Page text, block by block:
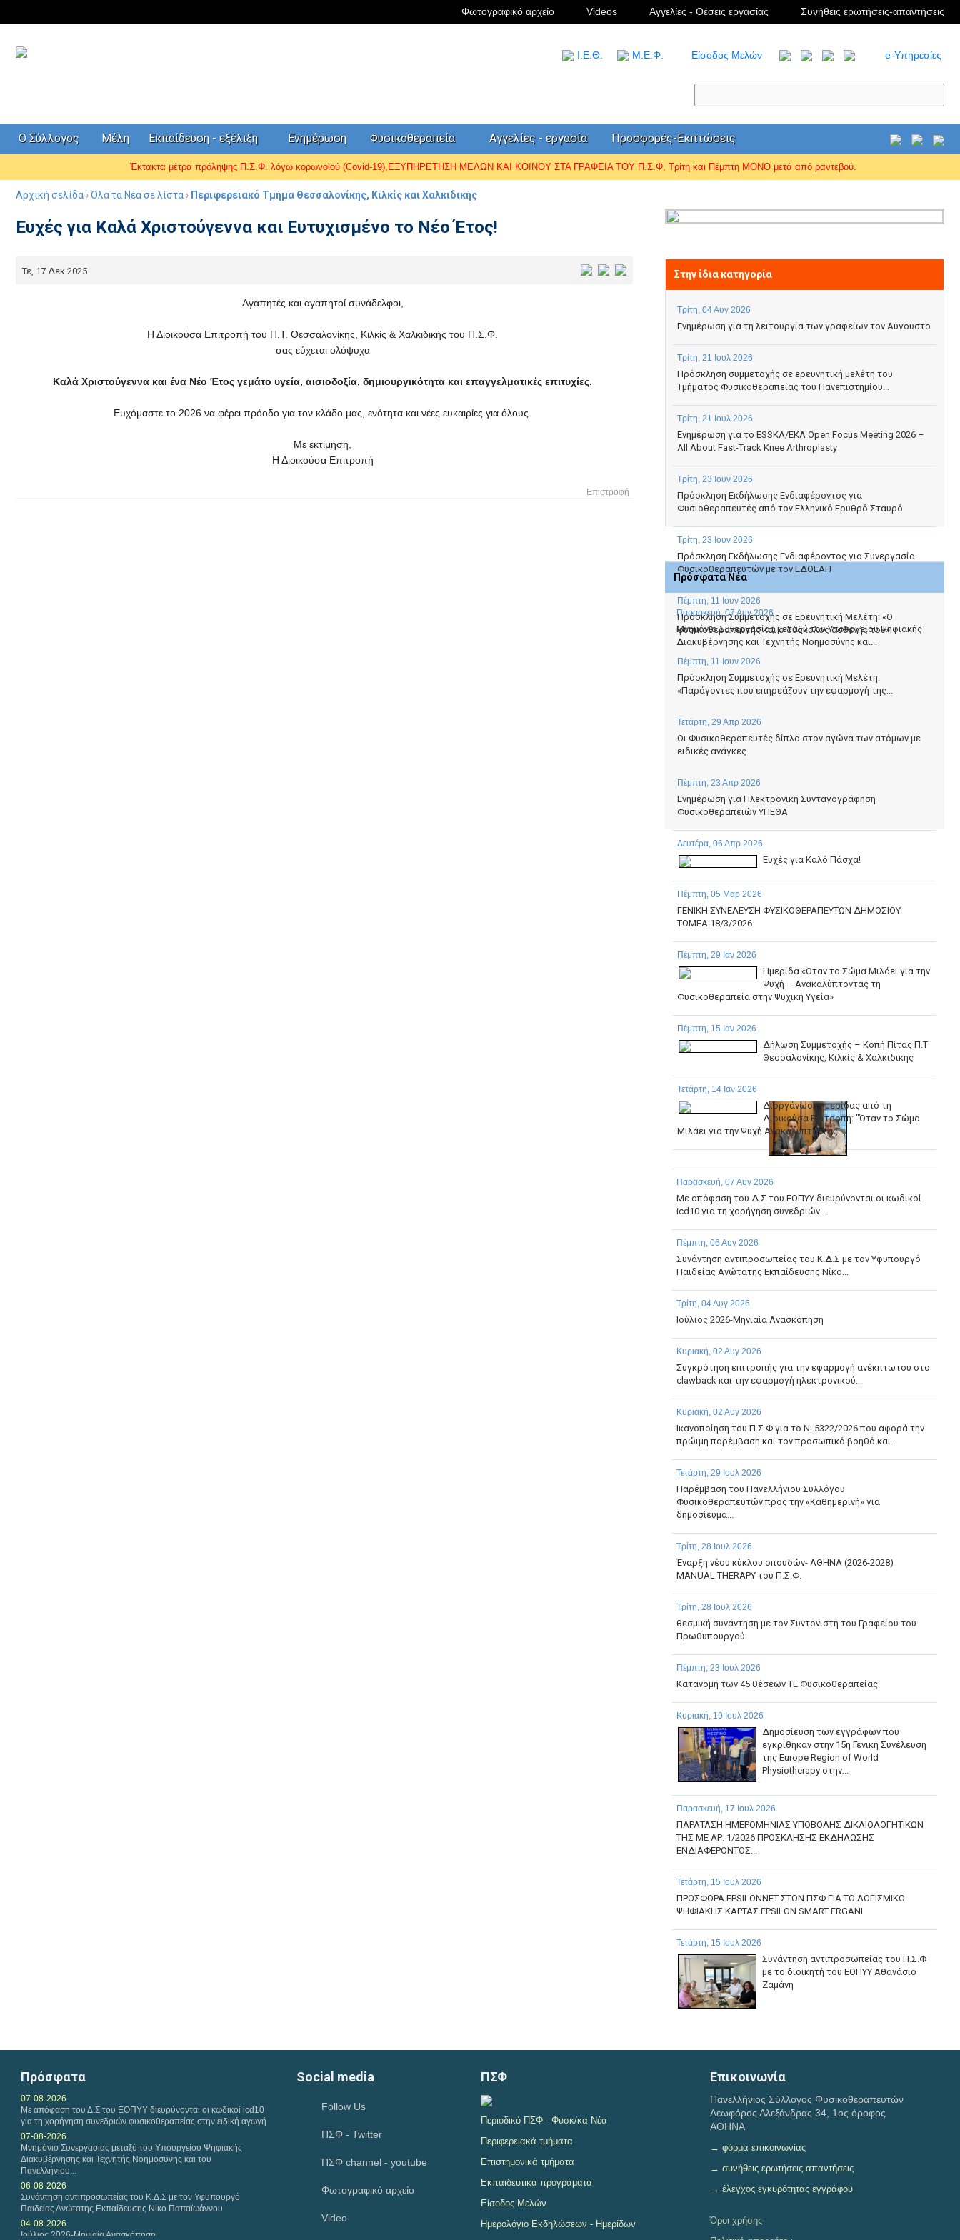
Φωτογραφικό αρχείο Videos Αγγελίες - Θέσεις εργασίας Συνήθεις ερωτήσεις-απαντήσεις
I.Ε.Θ. Μ.Ε.Φ. Είσοδος Μελών e-Υπηρεσίες
Ο Σύλλογος Μέλη Εκπαίδευση - εξέλιξη Ενημέρωση Φυσικοθεραπεία Αγγελίες - εργασία Προσφορές-Εκπτώσεις
Έκτακτα μέτρα πρόληψης Π.Σ.Φ. λόγω κορωνοϊού (Covid-19),ΕΞΥΠΗΡΕΤΗΣΗ ΜΕΛΩΝ ΚΑΙ ΚΟΙΝΟΥ ΣΤΑ ΓΡΑΦΕΙΑ ΤΟΥ Π.Σ.Φ, Τρίτη και Πέμπτη ΜΟΝΟ μετά από ραντεβού.
Αρχική σελίδα ›Όλα τα Νέα σε λίστα › Περιφερειακό Τμήμα Θεσσαλονίκης, Κιλκίς και Χαλκιδικής
Ευχές για Καλά Χριστούγεννα και Ευτυχισμένο το Νέο Έτος!
Τε, 17 Δεκ 2025
Αγαπητές και αγαπητοί συνάδελφοι,
Η Διοικούσα Επιτροπή του Π.Τ. Θεσσαλονίκης, Κιλκίς & Χαλκιδικής του Π.Σ.Φ.
σας εύχεται ολόψυχα
Καλά Χριστούγεννα και ένα Νέο Έτος γεμάτο υγεία, αισιοδοξία, δημιουργικότητα και επαγγελματικές επιτυχίες.
Ευχόμαστε το 2026 να φέρει πρόοδο για τον κλάδο μας, ενότητα και νέες ευκαιρίες για όλους.
Με εκτίμηση,
Η Διοικούσα Επιτροπή
Επιστροφή
Στην ίδια κατηγορία
Τρίτη, 04 Αυγ 2026
Ενημέρωση για τη λειτουργία των γραφείων τον Αύγουστο
Τρίτη, 21 Ιουλ 2026
Πρόσκληση συμμετοχής σε ερευνητική μελέτη του
Τμήματος Φυσικοθεραπείας του Πανεπιστημίου...
Τρίτη, 21 Ιουλ 2026
Ενημέρωση για το ESSKA/EKA Open Focus Meeting 2026 –
All About Fast-Track Knee Arthroplasty
Τρίτη, 23 Ιουν 2026
Πρόσκληση Εκδήλωσης Ενδιαφέροντος για
Φυσιοθεραπευτές από τον Ελληνικό Ερυθρό Σταυρό
Τρίτη, 23 Ιουν 2026
Πρόσκληση Εκδήλωσης Ενδιαφέροντος για Συνεργασία
Φυσικοθεραπευτών με τον ΕΔΟΕΑΠ
Πέμπτη, 11 Ιουν 2026
Πρόσκληση Συμμετοχής σε Ερευνητική Μελέτη: «Ο
φυσικοθεραπευτής και ο δύσκολος ασθενής του»
Πέμπτη, 11 Ιουν 2026
Πρόσκληση Συμμετοχής σε Ερευνητική Μελέτη:
«Παράγοντες που επηρεάζουν την εφαρμογή της...
Τετάρτη, 29 Απρ 2026
Οι Φυσικοθεραπευτές δίπλα στον αγώνα των ατόμων με
ειδικές ανάγκες
Πέμπτη, 23 Απρ 2026
Ενημέρωση για Ηλεκτρονική Συνταγογράφηση
Φυσικοθεραπειών ΥΠΕΘΑ
Δευτέρα, 06 Απρ 2026
Ευχές για Καλό Πάσχα!
Πέμπτη, 05 Μαρ 2026
ΓΕΝΙΚΗ ΣΥΝΕΛΕΥΣΗ ΦΥΣΙΚΟΘΕΡΑΠΕΥΤΩΝ ΔΗΜΟΣΙΟΥ
ΤΟΜΕΑ 18/3/2026
Πέμπτη, 29 Ιαν 2026
Ημερίδα «Όταν το Σώμα Μιλάει για την
Ψυχή – Ανακαλύπτοντας τη
Φυσικοθεραπεία στην Ψυχική Υγεία»
Πέμπτη, 15 Ιαν 2026
Δήλωση Συμμετοχής – Κοπή Πίτας Π.Τ
Θεσσαλονίκης, Κιλκίς & Χαλκιδικής
Τετάρτη, 14 Ιαν 2026
Διοργάνωση ημερίδας από τη
Διοικούσα Επιτροπή: "Όταν το Σώμα
Μιλάει για την Ψυχή Ανακαλύπτοντας...
Πρόσφατα Νέα
Παρασκευή, 07 Αυγ 2026
Μνημόνιο Συνεργασίας μεταξύ του Υπουργείου Ψηφιακής
Διακυβέρνησης και Τεχνητής Νοημοσύνης και...
Παρασκευή, 07 Αυγ 2026
Με απόφαση του Δ.Σ του ΕΟΠΥΥ διευρύνονται οι κωδικοί
icd10 για τη χορήγηση συνεδριών...
Πέμπτη, 06 Αυγ 2026
Συνάντηση αντιπροσωπείας του Κ.Δ.Σ με τον Υφυπουργό
Παιδείας Ανώτατης Εκπαίδευσης Νίκο...
Τρίτη, 04 Αυγ 2026
Ιούλιος 2026-Μηνιαία Ανασκόπηση
Κυριακή, 02 Αυγ 2026
Συγκρότηση επιτροπής για την εφαρμογή ανέκπτωτου στο
clawback και την εφαρμογή ηλεκτρονικού...
Κυριακή, 02 Αυγ 2026
Ικανοποίηση του Π.Σ.Φ για το Ν. 5322/2026 που αφορά την
πρώιμη παρέμβαση και τον προσωπικό βοηθό και...
Τετάρτη, 29 Ιουλ 2026
Παρέμβαση του Πανελλήνιου Συλλόγου
Φυσικοθεραπευτών προς την «Καθημερινή» για
δημοσίευμα...
Τρίτη, 28 Ιουλ 2026
Έναρξη νέου κύκλου σπουδών- ΑΘΗΝΑ (2026-2028)
MANUAL THERAPY του Π.Σ.Φ.
Τρίτη, 28 Ιουλ 2026
θεσμική συνάντηση με τον Συντονιστή του Γραφείου του
Πρωθυπουργού
Πέμπτη, 23 Ιουλ 2026
Κατανομή των 45 θέσεων ΤΕ Φυσικοθεραπείας
Κυριακή, 19 Ιουλ 2026
Δημοσίευση των εγγράφων που
εγκρίθηκαν στην 15η Γενική Συνέλευση
της Europe Region of World
Physiotherapy στην...
Παρασκευή, 17 Ιουλ 2026
ΠΑΡΑΤΑΣΗ ΗΜΕΡΟΜΗΝΙΑΣ ΥΠΟΒΟΛΗΣ ΔΙΚΑΙΟΛΟΓΗΤΙΚΩΝ
ΤΗΣ ΜΕ ΑΡ. 1/2026 ΠΡΟΣΚΛΗΣΗΣ ΕΚΔΗΛΩΣΗΣ
ΕΝΔΙΑΦΕΡΟΝΤΟΣ...
Τετάρτη, 15 Ιουλ 2026
ΠΡΟΣΦΟΡΑ EPSILONNET ΣΤΟΝ ΠΣΦ ΓΙΑ ΤΟ ΛΟΓΙΣΜΙΚΟ
ΨΗΦΙΑΚΗΣ ΚΑΡΤΑΣ EPSILON SMART ERGANI
Τετάρτη, 15 Ιουλ 2026
Συνάντηση αντιπροσωπείας του Π.Σ.Φ
με το διοικητή του ΕΟΠΥΥ Αθανάσιο
Ζαμάνη
Πρόσφατα
07-08-2026
Με απόφαση του Δ.Σ του ΕΟΠΥΥ διευρύνονται οι κωδικοί icd10
για τη χορήγηση συνεδριών φυσικοθεραπείας στην ειδική αγωγή
07-08-2026
Μνημόνιο Συνεργασίας μεταξύ του Υπουργείου Ψηφιακής
Διακυβέρνησης και Τεχνητής Νοημοσύνης και του
Πανελλήνιου...
06-08-2026
Συνάντηση αντιπροσωπείας του Κ.Δ.Σ με τον Υφυπουργό
Παιδείας Ανώτατης Εκπαίδευσης Νίκο Παπαϊωάννου
04-08-2026
Ιούλιος 2026-Μηνιαία Ανασκόπηση
Social media
Follow Us
ΠΣΦ - Twitter
ΠΣΦ channel - youtube
Φωτογραφικό αρχείο
Video
ΠΣΦ
Περιοδικό ΠΣΦ - Φυσκ/κα Νέα
Περιφερειακά τμήματα
Επιστημονικά τμήματα
Εκπαιδευτικά προγράματα
Είσοδος Μελών
Ημερολόγιο Εκδηλώσεων - Ημερίδων
Επικοινωνία
Πανελλήνιος Σύλλογος Φυσικοθεραπευτών
Λεωφόρος Αλεξάνδρας 34, 1ος όροφος
ΑΘΗΝΑ
→ φόρμα επικοινωνίας
→ συνήθεις ερωτήσεις-απαντήσεις
→ έλεγχος εγκυρότητας εγγράφου
Όροι χρήσης